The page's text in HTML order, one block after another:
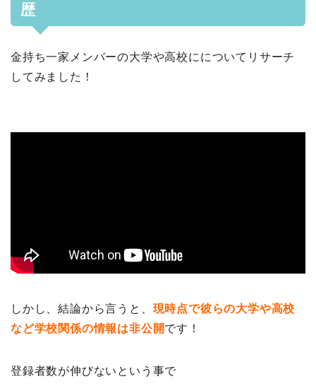
歴
金持ち一家メンバーの大学や高校にについてリサーチ
してみました！
しかし、結論から言うと、 現時点で彼らの大学や高校
など学校関係の情報は非公開です！
登録者数が伸びないという事で